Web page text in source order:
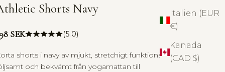
Italien (EUR
€)
Kanada
(CAD $)
Shorts Navy
SEK (5.0)
shorts i navy av mjukt, stretchigt funktionstyg. Sitter
och bekvämt från yogamattan till